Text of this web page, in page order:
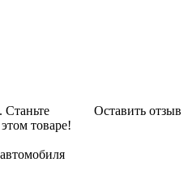
Оставить отзыв
Станьте
товаре!